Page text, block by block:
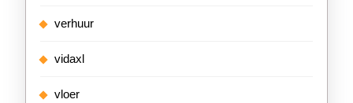
verhuur
vidaxl
vloer